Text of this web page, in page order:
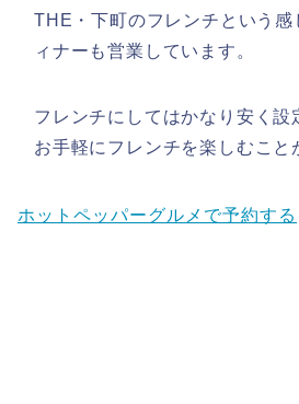
THE・下町のフレンチという
ィナーも営業しています。
フレンチにしてはかなり安く設
お手軽にフレンチを楽しむこと
ホットペッパーグルメで予約する